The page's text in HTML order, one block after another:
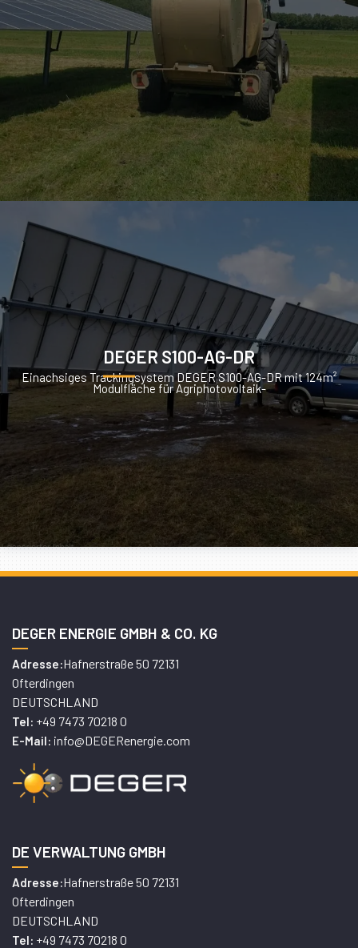
DEGER S100-AG-DR
Einachsiges Trackingsystem DEGER S100-AG-DR mit 124m²
Modulfläche für Agriphotovoltaik-
DEGER ENERGIE GMBH & CO. KG
Adresse:Hafnerstraße 50 72131
Ofterdingen
DEUTSCHLAND
Tel: +49 7473 70218 0
E-Mail: info@DEGERenergie.com
DE VERWALTUNG GMBH
Adresse:Hafnerstraße 50 72131
Ofterdingen
DEUTSCHLAND
Tel: +49 7473 70218 0